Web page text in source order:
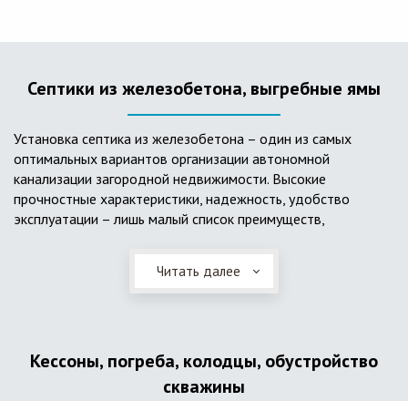
Септики из железобетона, выгребные ямы
Установка септика из железобетона – один из самых
оптимальных вариантов организации автономной
канализации загородной недвижимости. Высокие
прочностные характеристики, надежность, удобство
эксплуатации – лишь малый список преимуществ,
Он независим от источников электроэнергии, прост в
применении, и стоек к внешним механическим
достоинства обуславливают большую популярность
септика из железобетонных колец.
Читать далее
Кессоны, погреба, колодцы, обустройство
скважины